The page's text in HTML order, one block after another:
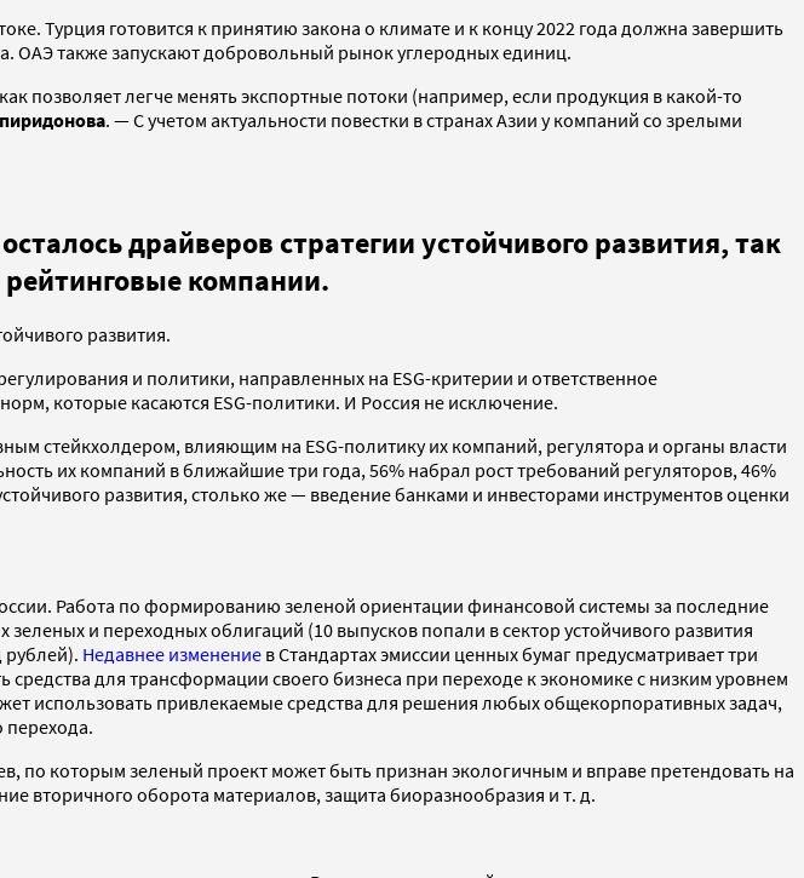
Турция готовится к принятию закона о климате и к концу 2022 года должна завершить
ОАЭ также запускают добровольный рынок углеродных единиц.
позволяет легче менять экспортные потоки (например, если продукция в какой-то
. — С учетом актуальности повестки в странах Азии у компаний со зрелыми
драйверов стратегии устойчивого развития, так
компании.
развития.
и политики, направленных на ESG-критерии и ответственное
которые касаются ESG-политики. И Россия не исключение.
стейкхолдером, влияющим на ESG-политику их компаний, регулятора и органы власти
их компаний в ближайшие три года, 56% набрал рост требований регуляторов, 46%
развития, столько же — введение банками и инвесторами инструментов оценки
Работа по формированию зеленой ориентации финансовой системы за последние
и переходных облигаций (10 выпусков попали в сектор устойчивого развития
рублей). Недавнее изменение в Стандартах эмиссии ценных бумаг предусматривает три
для трансформации своего бизнеса при переходе к экономике с низким уровнем
использовать привлекаемые средства для решения любых общекорпоративных задач,
перехода.
по которым зеленый проект может быть признан экологичным и вправе претендовать на
вторичного оборота материалов, защита биоразнообразия и т. д.